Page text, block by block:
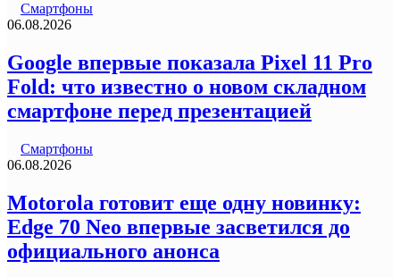
Смартфоны
06.08.2026
Google впервые показала Pixel 11 Pro
Fold: что известно о новом складном
смартфоне перед презентацией
Смартфоны
06.08.2026
Motorola готовит еще одну новинку:
Edge 70 Neo впервые засветился до
официального анонса